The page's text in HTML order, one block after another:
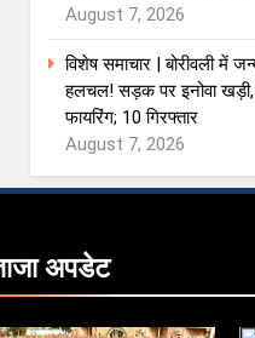
August 7, 2026
विशेष समाचार | बोरीवली में
हलचल! सड़क पर इनोवा
फायरिंग; 10 गिरफ्तार
August 7, 2026
अपडेट